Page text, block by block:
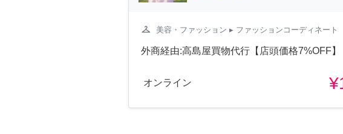
checkroom 美容・ファッション ▸ ファッションコーディネート
外商経由:高島屋買物代行【店頭価格7%OFF】
オンライン